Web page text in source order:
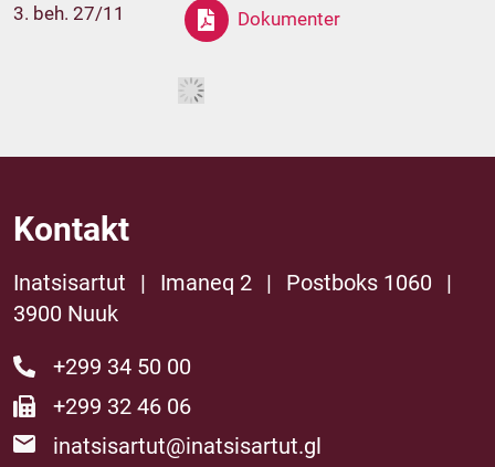
3. beh. 27/11
Dokumenter
Kontakt
Inatsisartut | Imaneq 2 | Postboks 1060
|
3900 Nuuk
+299 34 50 00
+299 32 46 06
inatsisartut@inatsisartut.gl